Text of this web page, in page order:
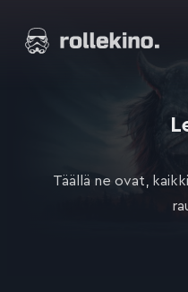
suoraan
Elokuvat ja elokuva-arviot | Rollekino.fi
Täällä ne ovat,